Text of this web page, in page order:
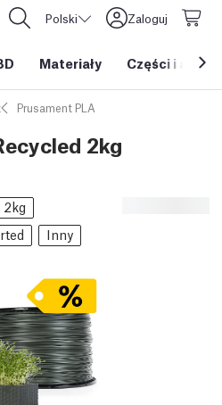
Polski Zaloguj
Materiały Części i
Prusament PLA
2kg
2kg
Inny